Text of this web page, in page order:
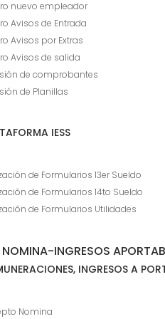
nuevo empleador
Avisos de Entrada
Avisos por Extras
Avisos de salida
de comprobantes
de Planillas
IESS
de Formularios 13er Sueldo
de Formularios 14to Sueldo
de Formularios Utilidades
INGRESOS
INGRESOS A
Nomina